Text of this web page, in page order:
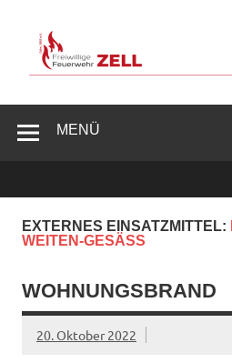
springen
MENÜ
EXTERNES EINSATZMITTEL:
WEITEN-GESÄSS
WOHNUNGSBRAND
20. Oktober 2022